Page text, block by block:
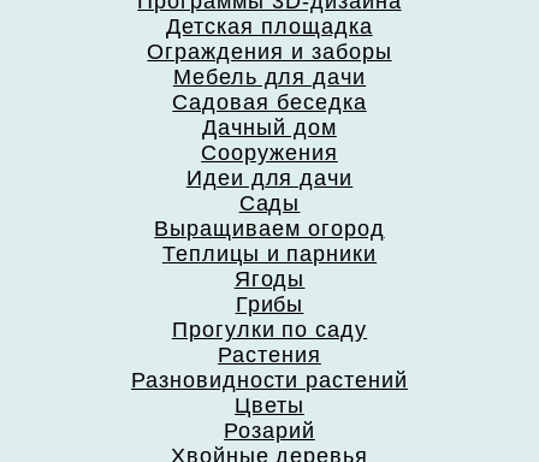
Детская площадка
Ограждения и заборы
Мебель для дачи
Садовая беседка
Дачный дом
Сооружения
Идеи для дачи
Сады
Выращиваем огород
Теплицы и парники
Ягоды
Грибы
Прогулки по саду
Растения
Разновидности растений
Цветы
Розарий
Хвойные деревья